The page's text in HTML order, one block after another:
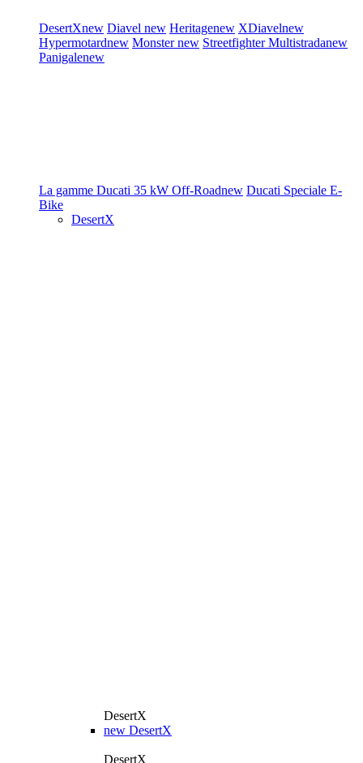
DesertXnew Diavel new Heritagenew XDiavelnew
Hypermotardnew Monsternew StreetfighterMultistradanew
Panigalenew
La gamme Ducati 35 kW Off-Roadnew Ducati Speciale E-
Bike
DesertX
DesertX
new DesertX
DesertX